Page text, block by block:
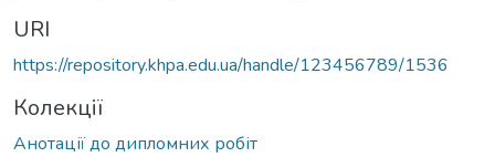
URI
https://repository.khpa.edu.ua/handle/123456789/1536
Колекції
Анотації до дипломних робіт